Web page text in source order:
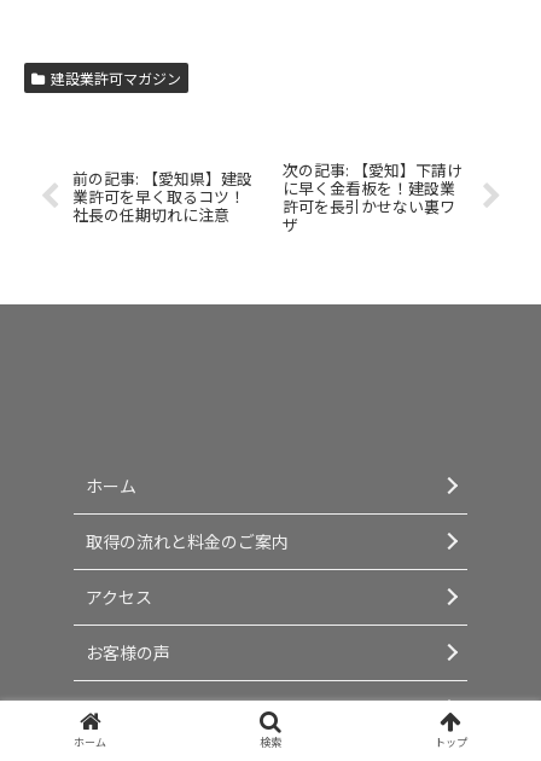
建設業許可マガジン
【愛知県】建設
業許可を早く取るコツ！
社長の任期切れに注意
【愛知】下請け
に早く金看板を！建設業
許可を長引かせない裏ワ
ザ
ホーム
取得の流れと料金のご案内
アクセス
お客様の声
当事務所の強み
ホーム 検索 トップ